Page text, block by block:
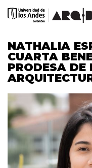
NATHALIA
CUARTA
PRODESA DE